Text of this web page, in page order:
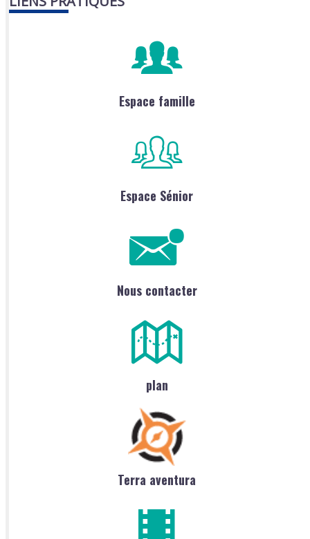
Espace famille
Espace Sénior
Nous contacter
plan
Terra aventura